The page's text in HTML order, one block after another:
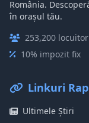
România.
în orașul tău.
253,200
10% impozit fix
Linkuri
Ultimele Știri